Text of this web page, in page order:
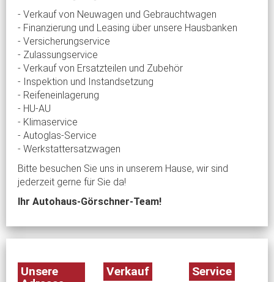
- Verkauf von Neuwagen und Gebrauchtwagen
- Finanzierung und Leasing über unsere Hausbanken
- Versicherungservice
- Zulassungservice
- Verkauf von Ersatzteilen und Zubehör
- Inspektion und Instandsetzung
- Reifeneinlagerung
- HU-AU
- Klimaservice
- Autoglas-Service
- Werkstattersatzwagen
Bitte besuchen Sie uns in unserem Hause, wir sind
jederzeit gerne für Sie da!
Ihr Autohaus-Görschner-Team!
Unsere
Verkauf Service